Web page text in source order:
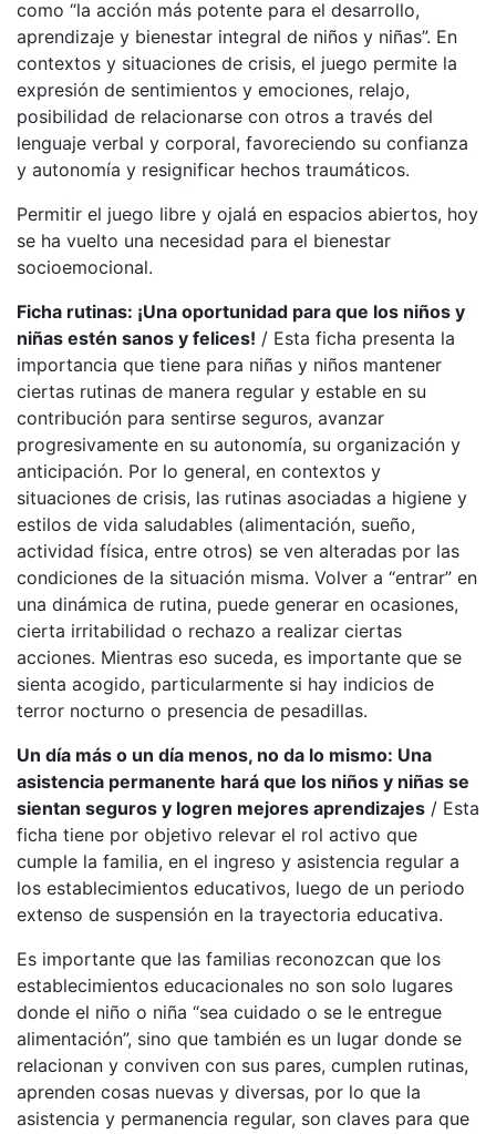
como “la acción más potente para el desarrollo,
aprendizaje y bienestar integral de niños y niñas”. En
contextos y situaciones de crisis, el juego permite la
expresión de sentimientos y emociones, relajo,
posibilidad de relacionarse con otros a través del
lenguaje verbal y corporal, favoreciendo su confianza
y autonomía y resignificar hechos traumáticos.
Permitir el juego libre y ojalá en espacios abiertos, hoy
se ha vuelto una necesidad para el bienestar
socioemocional.
Ficha rutinas: ¡Una oportunidad para que los niños y
niñas estén sanos y felices! / Esta ficha presenta la
importancia que tiene para niñas y niños mantener
ciertas rutinas de manera regular y estable en su
contribución para sentirse seguros, avanzar
progresivamente en su autonomía, su organización y
anticipación. Por lo general, en contextos y
situaciones de crisis, las rutinas asociadas a higiene y
estilos de vida saludables (alimentación, sueño,
actividad física, entre otros) se ven alteradas por las
condiciones de la situación misma. Volver a “entrar” en
una dinámica de rutina, puede generar en ocasiones,
cierta irritabilidad o rechazo a realizar ciertas
acciones. Mientras eso suceda, es importante que se
sienta acogido, particularmente si hay indicios de
terror nocturno o presencia de pesadillas.
Un día más o un día menos, no da lo mismo: Una
asistencia permanente hará que los niños y niñas se
sientan seguros y logren mejores aprendizajes / Esta
ficha tiene por objetivo relevar el rol activo que
cumple la familia, en el ingreso y asistencia regular a
los establecimientos educativos, luego de un periodo
extenso de suspensión en la trayectoria educativa.
Es importante que las familias reconozcan que los
establecimientos educacionales no son solo lugares
donde el niño o niña “sea cuidado o se le entregue
alimentación”, sino que también es un lugar donde se
relacionan y conviven con sus pares, cumplen rutinas,
aprenden cosas nuevas y diversas, por lo que la
asistencia y permanencia regular, son claves para que